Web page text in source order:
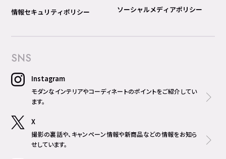
情報セキュリティポリシー
ソーシャルメディアポリシー
SNS
Instagram
モダンなインテリアやコーディネートのポイントをご紹介してい
ます。
X
撮影の裏話や、キャンペーン情報や新商品などの情報をお知ら
せしています。